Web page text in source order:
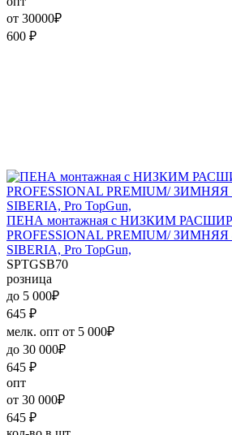
от 30000₽
600 ₽
ПЕНА монтажная с НИЗКИМ
PROFESSIONAL PREMIUM/ ЗИМНЯЯ
SIBERIA, Pro TopGun,
SPTGSB70
розница
до 5 000₽
645 ₽
мелк. опт от 5 000₽
до 30 000₽
645 ₽
опт
от 30 000₽
645 ₽